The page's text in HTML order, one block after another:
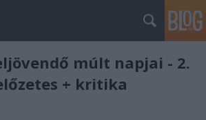
múlt napjai - 2.
+ kritika